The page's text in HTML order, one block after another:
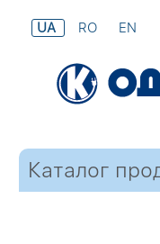
UA RO EN
Каталог